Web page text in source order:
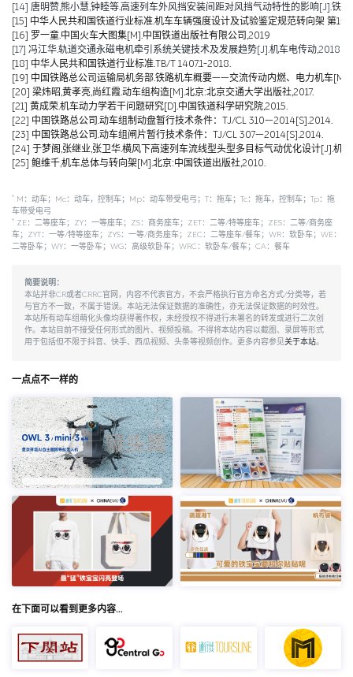
[14] 唐明赞,熊小慧,钟睦等.高速列车外风挡安装间距对风挡气动特性的影响[J].铁
[15] 中华人民共和国铁道行业标准.机车车辆强度设计及试验鉴定规范转向架 第1
[16] 罗一童.中国火车大图集[M].中国铁道出版社有限公司,2019
[17] 冯江华.轨道交通永磁电机牵引系统关键技术及发展趋势[J].机车电传动
[18] 中华人民共和国铁道行业标准.TB/T 1407.1-2018.
[19] 中国铁路总公司运输局机务部.铁路机车概要——交流传动内燃、电力机车[M].
[20] 梁炜昭,黄孝亮,尚红霞.动车组构造[M].北京:北京交通大学出版社,2017.
[21] 黄成荣.机车动力学若干问题研究[D].中国铁道科学研究院,2015.
[22] 中国铁路总公司.动车组制动盘暂行技术条件：TJ/CL 310—2014[S].2014.
[23] 中国铁路总公司.动车组闸片暂行技术条件：TJ/CL 307—2014[S].2014.
[24] 于梦阁,张继业,张卫华.横风下高速列车流线型头型多目标气动优化设计[J].机
[25] 鲍维千,机车总体与转向架[M].北京:中国铁道出版社,2010.
* M：动车；Mc：动车，控制车；Mp：动车带受电弓；T：拖车；Tc：拖车，控制车；Tp：拖
车带受电弓
* ZE：二等座车；ZY：一等座车；ZS：商务座车；ZET：二等/特等座车；ZES：二等/商务座
车；ZYT：一等/特等座车；ZYS：一等/商务座车；ZEC：二等座车/餐车；WR：软卧车；WE：
二等卧车；WY：一等卧车；WG：高级软卧车；WRC：软卧车/餐车；CA：餐车
简要说明：
本站并非CR或者CRRC官网，内容不代表官方，不会严格执行官方命名方式/分类等，若
与官方不一致，不属于错误。本站无法保证数据的准确性，亦无法保证数据的时效性。
本站所有动车组萌化头像均获得著作权，未经授权不得进行未署名的转发或进行二次创
作。本站目前不接受任何形式的图片、视频投稿。不得将本站内容以截图、录屏等形式
用于包括但不限于抖音、快手、西瓜视频、头条等视频创作。更多内容参见关于本站。
一点点不一样的
在下面可以看到更多内容…